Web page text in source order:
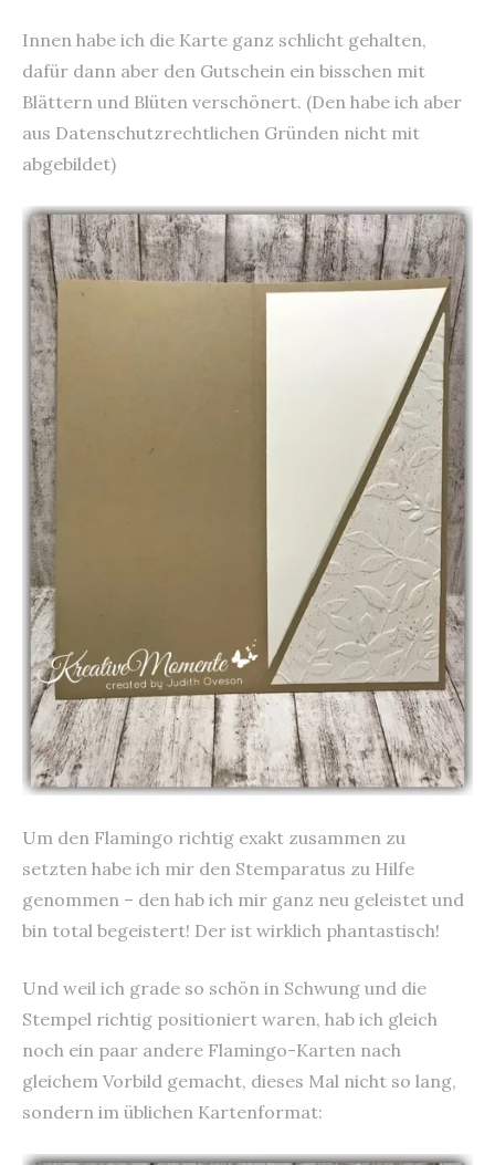
Innen habe ich die Karte ganz schlicht gehalten,
dafür dann aber den Gutschein ein bisschen mit
Blättern und Blüten verschönert. (Den habe ich aber
aus Datenschutzrechtlichen Gründen nicht mit
abgebildet)
Um den Flamingo richtig exakt zusammen zu
setzten habe ich mir den Stemparatus zu Hilfe
genommen – den hab ich mir ganz neu geleistet und
bin total begeistert! Der ist wirklich phantastisch!
Und weil ich grade so schön in Schwung und die
Stempel richtig positioniert waren, hab ich gleich
noch ein paar andere Flamingo-Karten nach
gleichem Vorbild gemacht, dieses Mal nicht so lang,
sondern im üblichen Kartenformat: